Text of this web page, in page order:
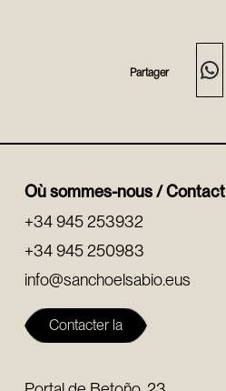
Partager
Où sommes-nous / Contact
+34 945 253932
+34 945 250983
info@sanchoelsabio.eus
Contacter la